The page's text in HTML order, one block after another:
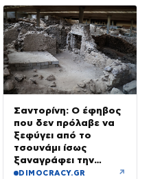
Σαντορίνη: Ο έφηβος
που δεν πρόλαβε να
ξεφύγει από το
τσουνάμι ίσως
ξαναγράφει την
ιστορία της μινωικής
DIMOCRACY.GR ↗